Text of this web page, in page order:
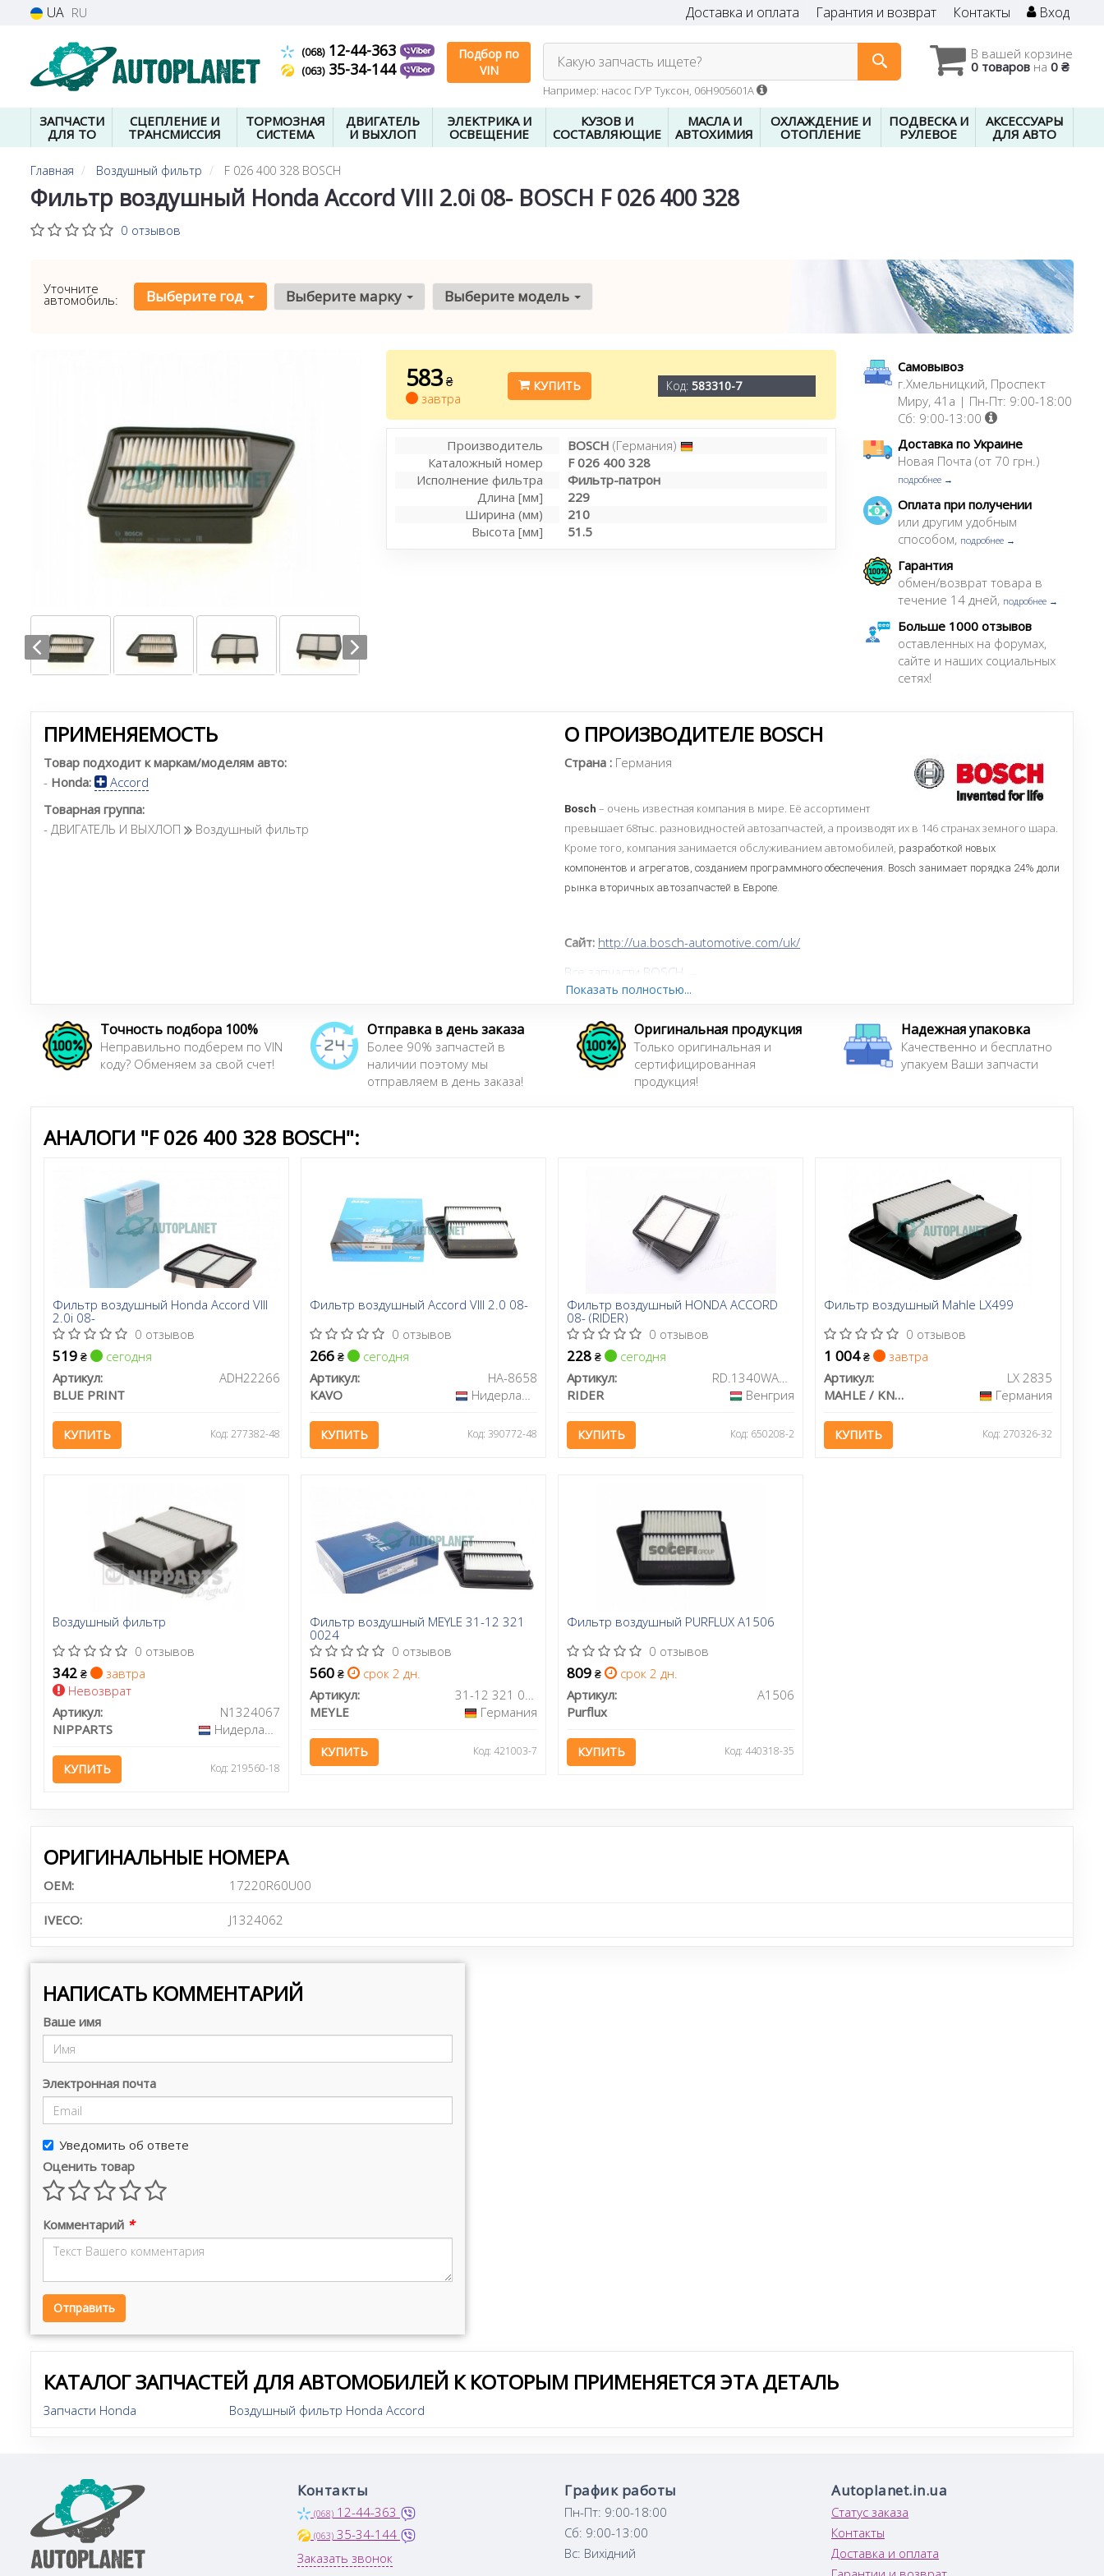
UA RU Доставка и оплата Гарантия и возврат Контакты Вход
(068)12-44-363
(063)35-34-144
Подбор по
VIN
В вашей корзине
0 товаров на 0 ₴
Какую запчасть ищете?
Например: насос ГУР Туксон, 06H905601A
ЗАПЧАСТИ
ДЛЯ ТО
СЦЕПЛЕНИЕ И
ТРАНСМИССИЯ
ТОРМОЗНАЯ
СИСТЕМА
ДВИГАТЕЛЬ
И ВЫХЛОП
ЭЛЕКТРИКА И
ОСВЕЩЕНИЕ
КУЗОВ И
СОСТАВЛЯЮЩИЕ
МАСЛА И
АВТОХИМИЯ
ОХЛАЖДЕНИЕ И
ОТОПЛЕНИЕ
ПОДВЕСКА И
РУЛЕВОЕ
АКСЕССУАРЫ
ДЛЯ АВТО
Главная Воздушный фильтр F 026 400 328 BOSCH
Фильтр воздушный Honda Accord VIII 2.0i 08- BOSCH F 026 400 328
0 отзывов
Уточните
автомобиль: Выберите год Выберите марку Выберите модель
583 ₴
завтра
КУПИТЬ Код:583310-7
Производитель BOSCH (Германия)
Каталожный номер
F 026 400 328
Исполнение фильтра
Фильтр-патрон
Длина [мм]
229
Ширина (мм)
210
Высота [мм]
51.5
Самовывоз
г.Хмельницкий, Проспект
Миру, 41а | Пн-Пт: 9:00-18:00
Сб: 9:00-13:00
Доставка по Украине
Новая Почта (от 70 грн.)
подробнее →
Оплата при получении
или другим удобным
способом, подробнее →
Гарантия
обмен/возврат товара в
течение 14 дней, подробнее →
Больше 1000 отзывов
оставленных на форумах,
сайте и наших социальных
сетях!
ПРИМЕНЯЕМОСТЬ
Товар подходит к маркам/моделям авто:
- Honda:
Accord
Товарная группа:
- ДВИГАТЕЛЬ И ВЫХЛОП
Воздушный фильтр
О ПРОИЗВОДИТЕЛЕ BOSCH
Страна : Германия
Bosch – очень известная компания в мире. Её ассортимент
превышает 68тыс. разновидностей автозапчастей, а производят их в 146 странах земного шара.
Кроме того, компания занимается обслуживанием автомобилей, разработкой новых
компонентов и агрегатов, созданием программного обеспечения. Bosch занимает порядка 24% доли
рынка вторичных автозапчастей в Европе.
Сайт: http://ua.bosch-automotive.com/uk/
Все запчасти BOSCH →
Показать полностью...
Точность подбора 100%
Неправильно подберем по VIN
коду? Обменяем за свой счет!
Отправка в день заказа
Более 90% запчастей в
наличии поэтому мы
отправляем в день заказа!
Оригинальная продукция
Только оригинальная и
сертифицированная
продукция!
Надежная упаковка
Качественно и бесплатно
упакуем Ваши запчасти
АНАЛОГИ "F 026 400 328 BOSCH":
Фильтр воздушный Honda Accord VIII
2.0i 08-
0 отзывов
519 ₴
сегодня
Артикул:
ADH22266
BLUE PRINT
КУПИТЬ Код: 277382-48
Фильтр воздушный Accord VIII 2.0 08-
0 отзывов
266 ₴
сегодня
Артикул:
HA-8658
KAVO
Нидерланды
КУПИТЬ Код: 390772-48
Фильтр воздушный HONDA ACCORD
08- (RIDER)
0 отзывов
228 ₴
сегодня
Артикул:
RD.1340WA9673
RIDER
Венгрия
КУПИТЬ Код: 650208-2
Фильтр воздушный Mahle LX499
0 отзывов
1 004₴
завтра
Артикул:
LX 2835
MAHLE / KNECHT
Германия
КУПИТЬ Код: 270326-32
Воздушный фильтр
0 отзывов
342 ₴
завтра
Невозврат
Артикул:
N1324067
NIPPARTS
Нидерланды
КУПИТЬ Код: 219560-18
Фильтр воздушный MEYLE 31-12 321
0024
0 отзывов
560 ₴
срок 2 дн.
Артикул:
31-12 321 0024
MEYLE
Германия
КУПИТЬ Код: 421003-7
Фильтр воздушный PURFLUX A1506
0 отзывов
809 ₴
срок 2 дн.
Артикул:
A1506
Purflux
КУПИТЬ Код: 440318-35
ОРИГИНАЛЬНЫЕ НОМЕРА
OEM: 17220R60U00
IVECO: J1324062
НАПИСАТЬ КОММЕНТАРИЙ
Ваше имя
Электронная почта
Уведомить об ответе
Оценить товар
Комментарий *
Отправить
КАТАЛОГ ЗАПЧАСТЕЙ ДЛЯ АВТОМОБИЛЕЙ К КОТОРЫМ ПРИМЕНЯЕТСЯ ЭТА ДЕТАЛЬ
Запчасти Honda Воздушный фильтр Honda Accord
Контакты
(068) 12-44-363
(063) 35-34-144
Заказать звонок
График работы
Пн-Пт: 9:00-18:00
Сб: 9:00-13:00
Вс: Вихідний
Autoplanet.in.ua
Статус заказа
Контакты
Доставка и оплата